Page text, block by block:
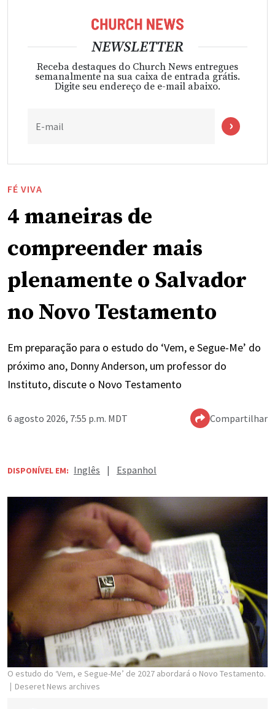
NEWSLETTER
Receba destaques do Church News entregues
semanalmente na sua caixa de entrada grátis.
Digite seu endereço de e-mail abaixo.
E-mail
FÉ VIVA
4 maneiras de
compreender mais
plenamente o Salvador
no Novo Testamento
Em preparação para o estudo do ‘Vem, e Segue-Me’ do
próximo ano, Donny Anderson, um professor do
Instituto, discute o Novo Testamento
6 agosto 2026, 7:55 p.m. MDT Compartilhar
DISPONÍVEL EM: Inglês | Espanhol
O estudo do ‘Vem, e Segue-Me’ de 2027 abordará o Novo Testamento.
Deseret News archives